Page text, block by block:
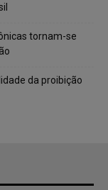
tornam-se
da proibição